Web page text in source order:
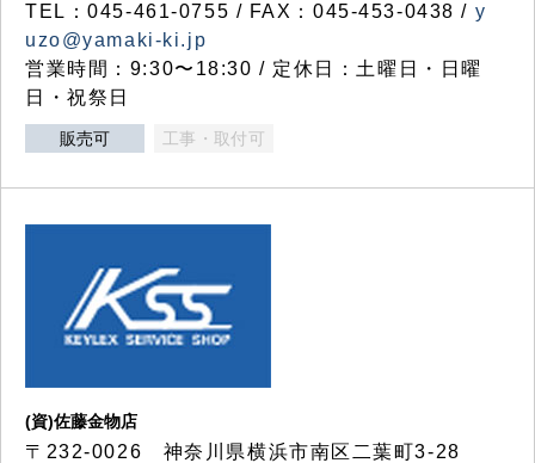
TEL：045-461-0755 / FAX：045-453-0438 / y
uzo@yamaki-ki.jp
営業時間：9:30〜18:30 / 定休日：土曜日・日曜
日・祝祭日
販売可 工事・取付可
(資)佐藤金物店
〒232-0026 神奈川県横浜市南区二葉町3-28